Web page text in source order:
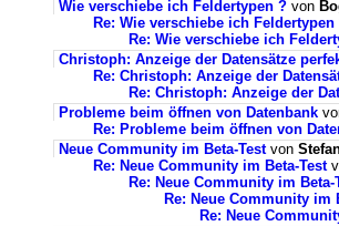
Wie verschiebe ich Feldertypen ? von
Re: Wie verschiebe ich Feldertypen
Re: Wie verschiebe ich
Christoph: Anzeige der Datensätze
Re: Christoph: Anzeige der
Re: Christoph: Anzeige der
Probleme beim öffnen von Datenbank
Re: Probleme beim öffnen von
Neue Community im Beta-Testvon
Re: Neue Community im Beta-Test
Re: Neue Community im Beta-
Re: Neue Community im
Re: Neue